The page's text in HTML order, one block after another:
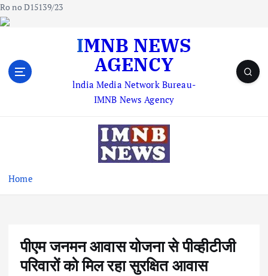
Ro no D15139/23
IMNB NEWS
AGENCY
lndia Media Network Bureau-
IMNB News Agency
Home
पीएम जनमन आवास योजना से पीव्हीटीजी
परिवारों को मिल रहा सुरक्षित आवास